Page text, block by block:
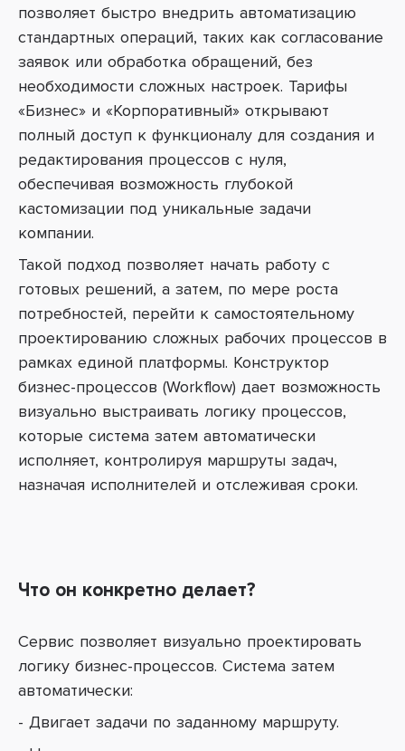
позволяет быстро внедрить автоматизацию
стандартных операций, таких как согласование
заявок или обработка обращений, без
необходимости сложных настроек. Тарифы
«Бизнес» и «Корпоративный» открывают
полный доступ к функционалу для создания и
редактирования процессов с нуля,
обеспечивая возможность глубокой
кастомизации под уникальные задачи
компании.
Такой подход позволяет начать работу с
готовых решений, а затем, по мере роста
потребностей, перейти к самостоятельному
проектированию сложных рабочих процессов в
рамках единой платформы. Конструктор
бизнес-процессов (Workflow) дает возможность
визуально выстраивать логику процессов,
которые система затем автоматически
исполняет, контролируя маршруты задач,
назначая исполнителей и отслеживая сроки.
Что он конкретно делает?
Сервис позволяет визуально проектировать
логику бизнес-процессов. Система затем
автоматически:
- Двигает задачи по заданному маршруту.